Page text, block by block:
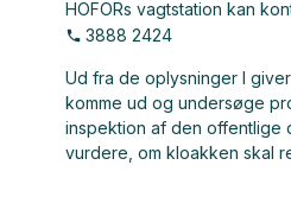
HOFORs vagtstation kan
3888 2424
Ud fra de oplysninger I
komme ud og undersøge
inspektion af den offentlige
vurdere, om kloakken skal